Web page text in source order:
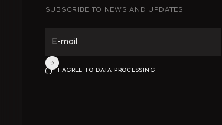
СТРОИТЕЛЬСТВО И НЕДВИЖИМОСТЬ
SUBSCRIBE TO NEWS AND UPDATES
I AGREE TO DATA PROCESSING